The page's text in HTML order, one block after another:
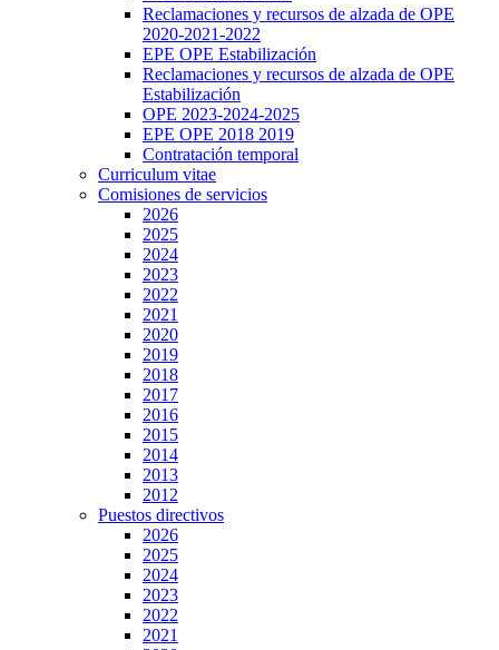
Reclamaciones y recursos de alzada de OPE
2020-2021-2022
EPE OPE Estabilización
Reclamaciones y recursos de alzada de OPE
Estabilización
OPE 2023-2024-2025
EPE OPE 2018 2019
Contratación temporal
Curriculum vitae
Comisiones de servicios
2026
2025
2024
2023
2022
2021
2020
2019
2018
2017
2016
2015
2014
2013
2012
Puestos directivos
2026
2025
2024
2023
2022
2021